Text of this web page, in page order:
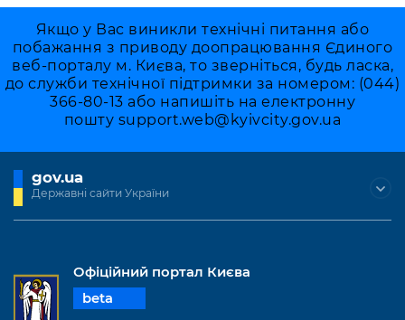
Якщо у Вас виникли технічні питання або
побажання з приводу доопрацювання Єдиного
веб-порталу м. Києва, то зверніться, будь ласка,
до служби технічної підтримки за номером: (044)
366-80-13 або напишіть на електронну
пошту support.web@kyivcity.gov.ua
gov.ua
Державні сайти України
Офіційний портал Києва
beta